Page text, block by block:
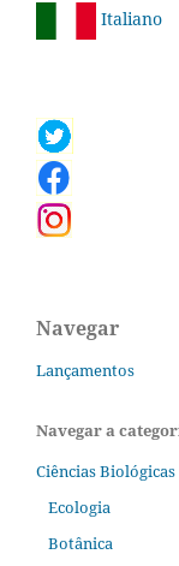
Italiano
Navegar
Lançamentos
Navegar a
Ciências Biológicas
Ecologia
Botânica